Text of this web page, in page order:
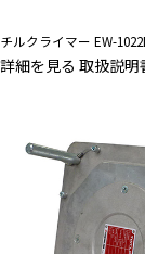
チルクライマー EW-
詳細を見る 取扱説明